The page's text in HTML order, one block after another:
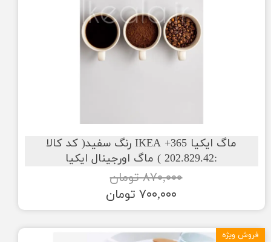
ماگ ایکیا IKEA +365 رنگ سفید( کد کالا
:202.829.42 ) ماگ اورجینال ایکیا
۸۷۰,۰۰۰ تومان
۷۰۰,۰۰۰ تومان
فروش ویژه